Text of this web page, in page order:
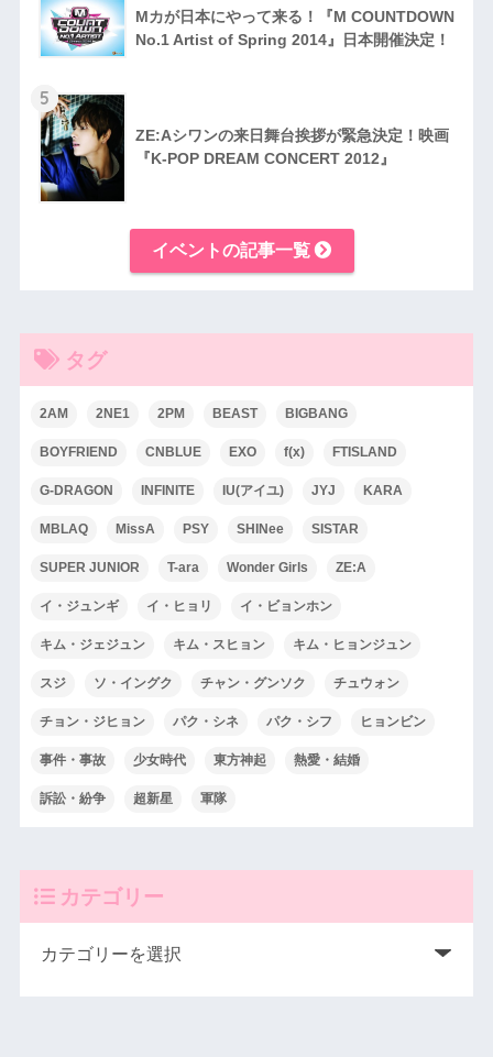
Mカが日本にやって来る！『M COUNTDOWN
No.1 Artist of Spring 2014』日本開催​決定！
5
ZE:Aシワンの来日舞台挨拶が緊急決定！映画
『K-POP DREAM CONCERT 2012』
イベントの記事一覧
タグ
2AM 2NE1 2PM BEAST BIGBANG
BOYFRIEND CNBLUE EXO f(x) FTISLAND
G-DRAGON INFINITE IU(アイユ) JYJ KARA
MBLAQ MissA PSY SHINee SISTAR
SUPER JUNIOR T-ara Wonder Girls ZE:A
イ・ジュンギ イ・ヒョリ イ・ビョンホン
キム・ジェジュン キム・スヒョン キム・ヒョンジュン
スジ ソ・イングク チャン・グンソク チュウォン
チョン・ジヒョン パク・シネ パク・シフ ヒョンビン
事件・事故 少女時代 東方神起 熱愛・結婚
訴訟・紛争 超新星 軍隊
カテゴリー